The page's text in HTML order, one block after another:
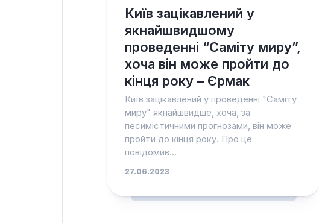
Київ зацікавлений у
якнайшвидшому
проведенні “Саміту миру”,
хоча він може пройти до
кінця року – Єрмак
Київ зацікавлений у проведенні "Саміту
миру" якнайшвидше, хоча, за
песимістичними прогнозами, він може
пройти до кінця року. Про це
повідомив...
27.06.2023